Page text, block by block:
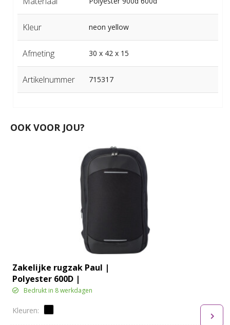
Kleur neon yellow
Afmeting 30 x 42 x 15
Artikelnummer 715317
OOK VOOR JOU?
Zakelijke rugzak Paul |
Polyester 600D |
Uitbreidbaar | 22 l
Bedrukt in 8 werkdagen